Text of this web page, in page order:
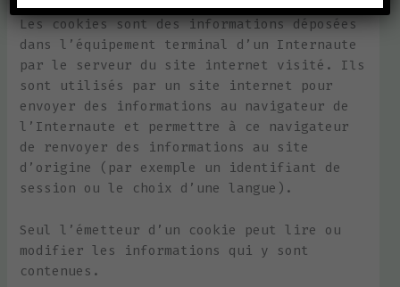
Les cookies sont des informations déposées
dans l’équipement terminal d’un Internaute
par le serveur du site internet visité. Ils
sont utilisés par un site internet pour
envoyer des informations au navigateur de
l’Internaute et permettre à ce navigateur
de renvoyer des informations au site
d’origine (par exemple un identifiant de
session ou le choix d’une langue).
Seul l’émetteur d’un cookie peut lire ou
modifier les informations qui y sont
contenues.